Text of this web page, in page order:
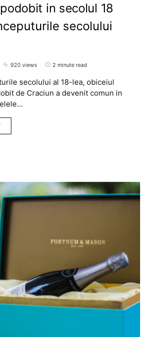
in secolul 18
secolului
920 views 2 minute read
secolului al 18-lea, obiceiul
de Craciun a devenit comun in